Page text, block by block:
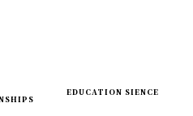
EDUCATION SIENCE